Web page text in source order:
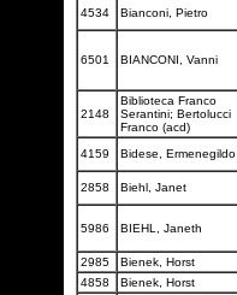
4534 Bianconi, Pietro
6501 BIANCONI, Vanni
2148
Biblioteca Franco
Serantini; Bertolucci
Franco (acd)
4159 Bidese, Ermenegildo
2858 Biehl, Janet
5986 BIEHL, Janeth
2985 Bienek, Horst
4858
Bienek, Horst